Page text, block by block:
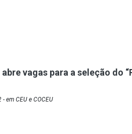
vagas para a seleção do
em CEU e COCEU